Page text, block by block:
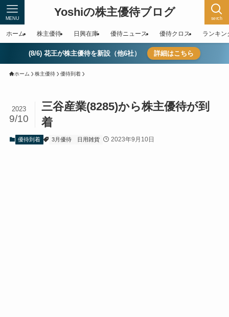
Yoshiの株主優待ブログ serch
MENU
ホーム 株主優待 日興在庫 優待ニュース 優待クロス ランキン
(8/6) 花王が株主優待を新設（他6社） 詳細はこちら
ホーム 株主優待 優待到着
三谷産業(8285)から株主優待が到
着
2023
9/10
優待到着 3月優待 日用雑貨 2023年9月10日